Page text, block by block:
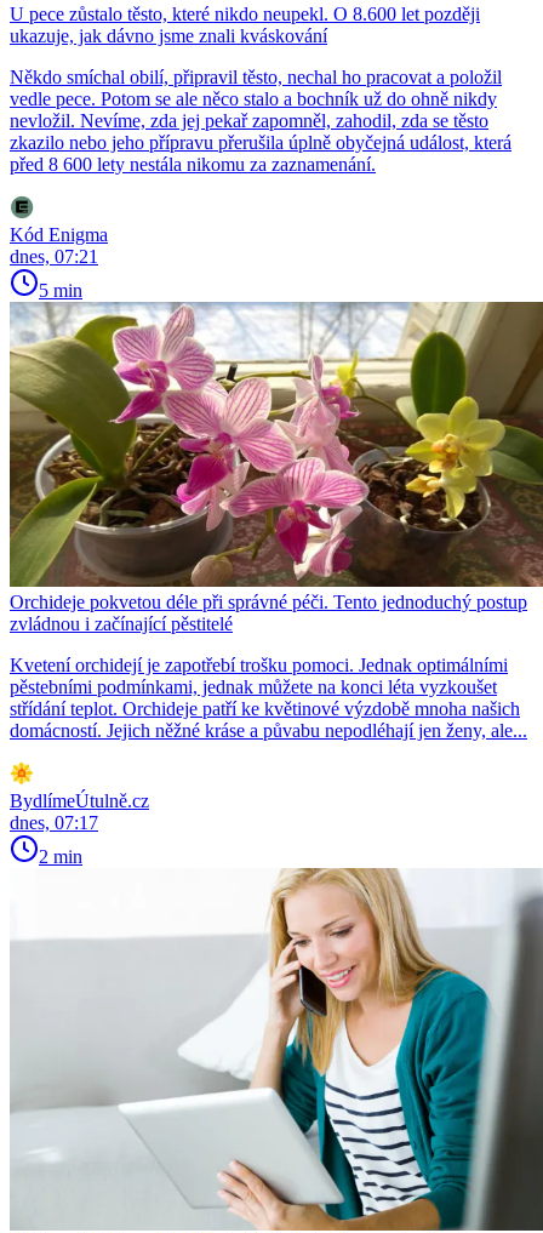
U pece zůstalo těsto, které nikdo neupekl. O 8.600 let později
ukazuje, jak dávno jsme znali kváskování
Někdo smíchal obilí, připravil těsto, nechal ho pracovat a položil
vedle pece. Potom se ale něco stalo a bochník už do ohně nikdy
nevložil. Nevíme, zda jej pekař zapomněl, zahodil, zda se těsto
zkazilo nebo jeho přípravu přerušila úplně obyčejná událost, která
před 8 600 lety nestála nikomu za zaznamenání.
Kód Enigma
dnes, 07:21
5 min
Orchideje pokvetou déle při správné péči. Tento jednoduchý postup
zvládnou i začínající pěstitelé
Kvetení orchidejí je zapotřebí trošku pomoci. Jednak optimálními
pěstebními podmínkami, jednak můžete na konci léta vyzkoušet
střídání teplot. Orchideje patří ke květinové výzdobě mnoha našich
domácností. Jejich něžné kráse a půvabu nepodléhají jen ženy, ale...
BydlímeÚtulně.cz
dnes, 07:17
2 min